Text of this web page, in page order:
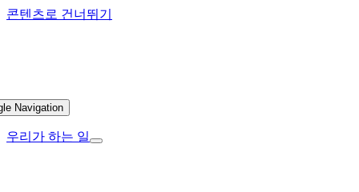
콘텐츠로 건너뛰기
Navigation
우리가 하는 일